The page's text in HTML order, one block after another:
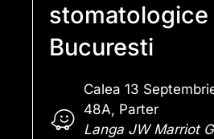
stomatologice
Bucuresti
Calea 13
48A, Parter
Langa JW Marriot